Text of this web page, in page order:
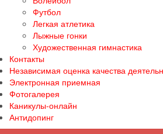
Футбол
Легкая атлетика
Лыжные гонки
Художественная гимнастика
Контакты
Независимая оценка качества
Электронная приемная
Фотогалерея
Каникулы-онлайн
Антидопинг